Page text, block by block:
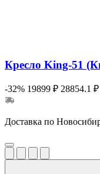
Кресло King-51
-32% 19899 ₽ 28854.1 ₽
Доставка по